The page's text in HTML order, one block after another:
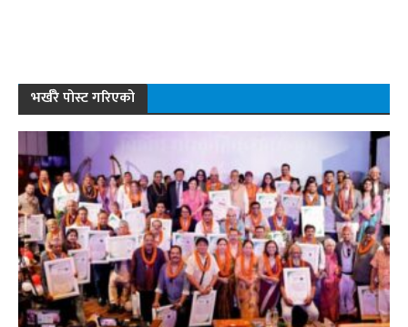
भर्खरै पोस्ट गरिएको